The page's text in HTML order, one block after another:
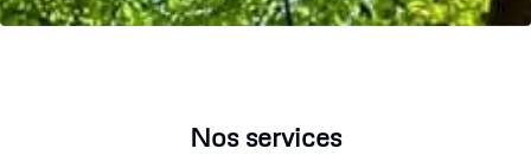
Nos services